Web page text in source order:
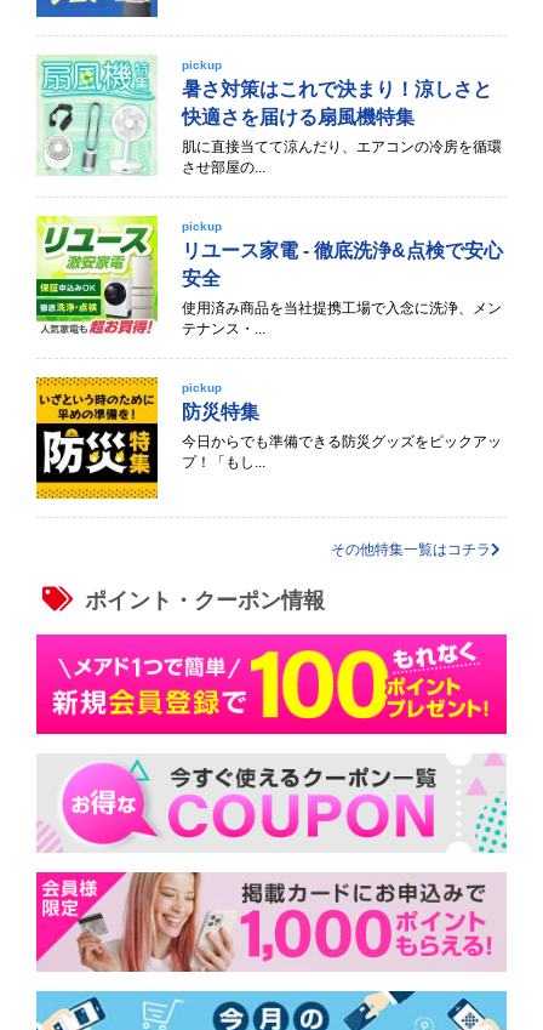
pickup
暑さ対策はこれで決まり！涼しさと
快適さを届ける扇風機特集
肌に直接当てて涼んだり、エアコンの冷房を循環
させ部屋の...
pickup
リユース家電 - 徹底洗浄&点検で安心
安全
使用済み商品を当社提携工場で入念に洗浄、メン
テナンス・...
pickup
防災特集
今日からでも準備できる防災グッズをピックアッ
プ！「もし...
その他特集一覧はコチラ
ポイント・クーポン情報